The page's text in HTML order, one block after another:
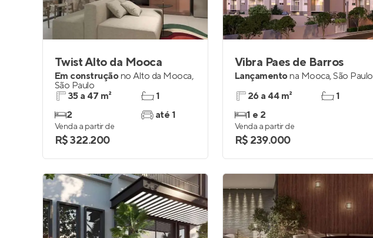
Twist Alto da Mooca
Em construçãono Alto da Mooca,
São Paulo
35 a 47 m²
2
1
até 1
Venda a partir de
R$ 322.200
Vibra Paes de Barros
Lançamentona Mooca,São Paulo
26 a 44 m²
1 e 2
1
Venda a partir de
R$ 239.000